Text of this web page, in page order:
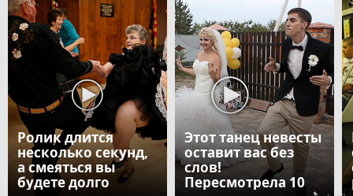
Ролик длится
несколько секунд,
а смеяться вы
будете долго
Этот танец невесты
оставит вас без
слов!
Пересмотрела 10